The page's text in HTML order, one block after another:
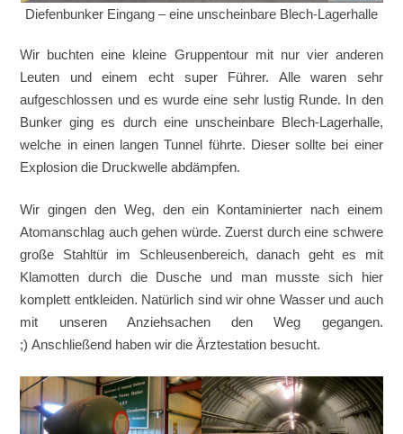
Diefenbunker Eingang – eine unscheinbare Blech-Lagerhalle
Wir buchten eine kleine Gruppentour mit nur vier anderen
Leuten und einem echt super Führer. Alle waren sehr
aufgeschlossen und es wurde eine sehr lustig Runde. In den
Bunker ging es durch eine unscheinbare Blech-Lagerhalle,
welche in einen langen Tunnel führte. Dieser sollte bei einer
Explosion die Druckwelle abdämpfen.
Wir gingen den Weg, den ein Kontaminierter nach einem
Atomanschlag auch gehen würde. Zuerst durch eine schwere
große Stahltür im Schleusenbereich, danach geht es mit
Klamotten durch die Dusche und man musste sich hier
komplett entkleiden. Natürlich sind wir ohne Wasser und auch
mit unseren Anziehsachen den Weg gegangen.
;) Anschließend haben wir die Ärztestation besucht.